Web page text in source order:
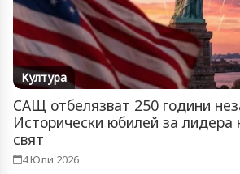
Култура
САЩ отбелязват 250 години
Исторически юбилей за лидера
свят
4 Юли 2026